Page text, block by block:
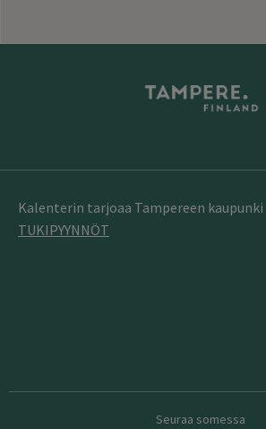
Kalenterin tarjoaa Tampereen kaupunki
TUKIPYYNNÖT
Seuraa somessa